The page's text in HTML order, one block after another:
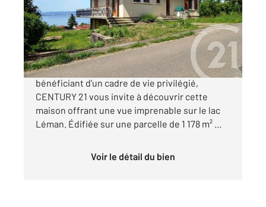
Maison à vendre
550 000 €
Dans un secteur prisé de Lugrin, au calme et
bénéficiant d'un cadre de vie privilégié,
CENTURY 21 vous invite à découvrir cette
maison offrant une vue imprenable sur le lac
Léman. Édifiée sur une parcelle de 1 178 m² ...
Voir le détail du bien